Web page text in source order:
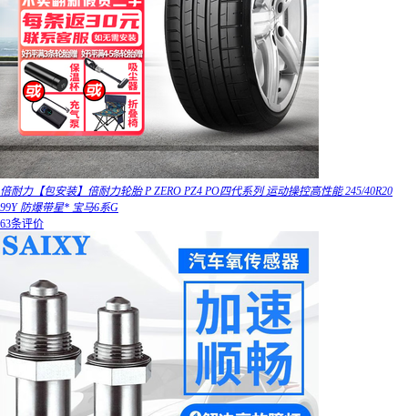
倍耐力【包安装】倍耐力轮胎 P ZERO PZ4 PO四代系列 运动操控高性能 245/40R20
99Y 防爆带星* 宝马6系G
63条评价